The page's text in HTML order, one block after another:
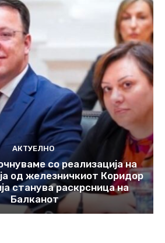
АКТУЕЛНО
со реализација на
од железничкиот Коридор
станува раскрсница на
Балканот